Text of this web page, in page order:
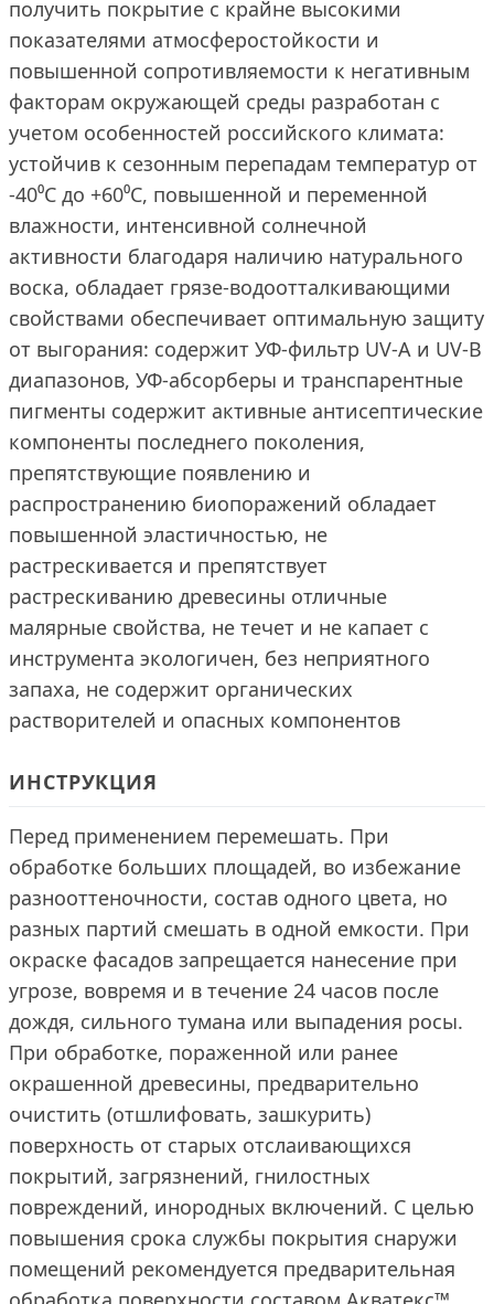
получить покрытие с крайне высокими
показателями атмосферостойкости и
повышенной сопротивляемости к негативным
факторам окружающей среды разработан с
учетом особенностей российского климата:
устойчив к сезонным перепадам температур от
-40⁰С до +60⁰С, повышенной и переменной
влажности, интенсивной солнечной
активности благодаря наличию натурального
воска, обладает грязе-водоотталкивающими
свойствами обеспечивает оптимальную защиту
от выгорания: содержит УФ-фильтр UV-A и UV-B
диапазонов, УФ-абсорберы и транспарентные
пигменты содержит активные антисептические
компоненты последнего поколения,
препятствующие появлению и
распространению биопоражений обладает
повышенной эластичностью, не
растрескивается и препятствует
растрескиванию древесины отличные
малярные свойства, не течет и не капает с
инструмента экологичен, без неприятного
запаха, не содержит органических
растворителей и опасных компонентов
ИНСТРУКЦИЯ
Перед применением перемешать. При
обработке больших площадей, во избежание
разнооттеночности, состав одного цвета, но
разных партий смешать в одной емкости. При
окраске фасадов запрещается нанесение при
угрозе, вовремя и в течение 24 часов после
дождя, сильного тумана или выпадения росы.
При обработке, пораженной или ранее
окрашенной древесины, предварительно
очистить (отшлифовать, зашкурить)
поверхность от старых отслаивающихся
покрытий, загрязнений, гнилостных
повреждений, инородных включений. С целью
повышения срока службы покрытия снаружи
помещений рекомендуется предварительная